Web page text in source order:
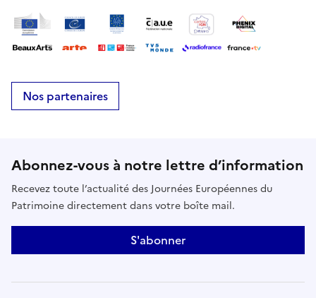
Nos partenaires
Abonnez-vous à notre lettre d’information
Recevez toute l’actualité des Journées Européennes du
Patrimoine directement dans votre boîte mail.
S'abonner